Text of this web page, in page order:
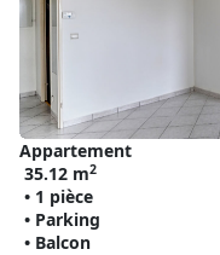
Appartement
35.12 m2
• 1 pièce
• Parking
• Balcon